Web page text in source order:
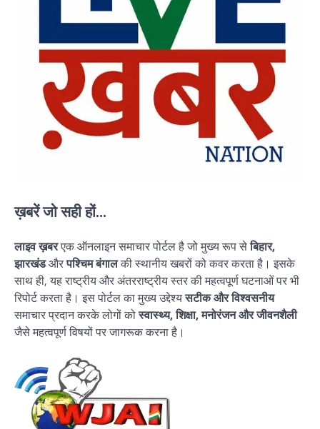
ख़बरें जो सही हों...
लाइव ख़बरएक ऑनलाइन समाचार पोर्टल है जो मुख्य रूप सेबिहार,
झारखंडऔरपश्चिम बंगालकी स्थानीय खबरों को कवर करता है। इसके
साथ ही, यह राष्ट्रीय और अंतरराष्ट्रीय स्तर की महत्वपूर्ण घटनाओं पर भी
रिपोर्ट करता है। इस पोर्टल का मुख्य उद्देश्यसटीक और विश्वसनीय
समाचार प्रदान करके लोगों कोस्वास्थ्य, शिक्षा, मनोरंजन और जीवनशैली
जैसे महत्वपूर्ण विषयों पर जागरूक करना है।